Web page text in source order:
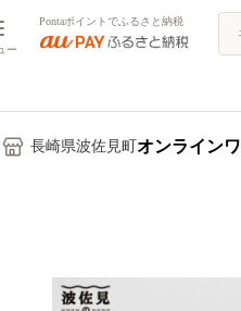
ー
Pontaポイントでふるさと納税
長崎県波佐見町 オンライン